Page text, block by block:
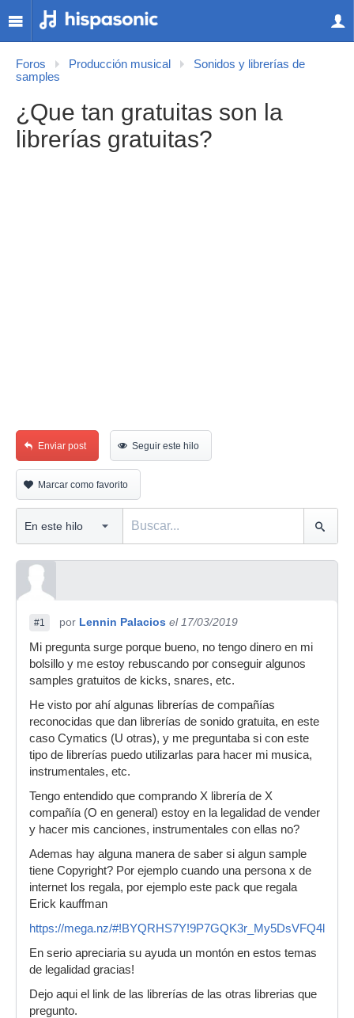
Foros Producción musical
Sonidos y librerías de
samples
¿Que tan gratuitas son la
librerías gratuitas?
Enviar post Seguir este hilo
Marcar como favorito
#1 por Lennin Palacios el 17/03/2019
Mi pregunta surge porque bueno, no tengo dinero en mi
bolsillo y me estoy rebuscando por conseguir algunos
samples gratuitos de kicks, snares, etc.
He visto por ahí algunas librerías de compañías
reconocidas que dan librerías de sonido gratuita, en este
caso Cymatics (U otras), y me preguntaba si con este
tipo de librerías puedo utilizarlas para hacer mi musica,
instrumentales, etc.
Tengo entendido que comprando X librería de X
compañía (O en general) estoy en la legalidad de vender
y hacer mis canciones, instrumentales con ellas no?
Ademas hay alguna manera de saber si algun sample
tiene Copyright? Por ejemplo cuando una persona x de
internet los regala, por ejemplo este pack que regala
Erick kauffman
https://mega.nz/
En serio apreciaria su ayuda un montón en estos temas
de legalidad gracias!
Dejo aqui el link de las librerías de las otras librerias que
pregunto.